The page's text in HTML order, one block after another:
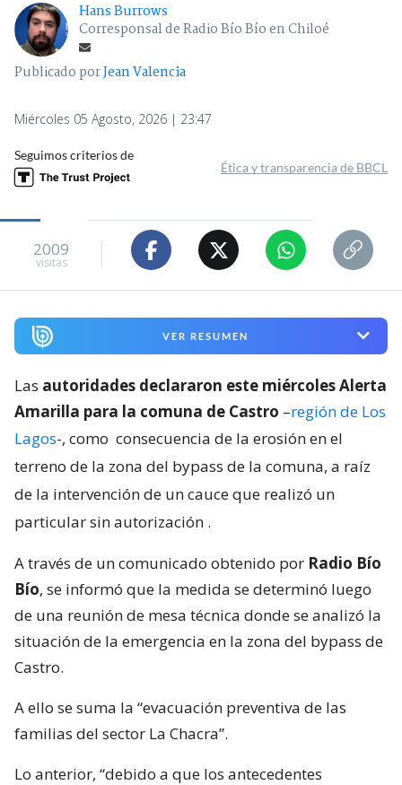
Hans Burrows
Corresponsal de Radio Bío Bío en Chiloé
Publicado porJean Valencia
Miércoles 05 Agosto, 2026 | 23:47
Seguimos criterios de
Ética y transparencia de BBCL
2009
visitas
VER RESUMEN
Las autoridades declararon este miércoles Alerta
Amarilla para la comuna de Castro –región de Los
Lagos-, como consecuencia de la erosión en el
terreno de la zona del bypass de la comuna, a raíz
de la intervención de un cauce que realizó un
particular sin autorización .
A través de un comunicado obtenido por Radio Bío
Bío, se informó que la medida se determinó luego
de una reunión de mesa técnica donde se analizó la
situación de la emergencia en la zona del bypass de
Castro.
A ello se suma la “evacuación preventiva de las
familias del sector La Chacra”.
Lo anterior, “debido a que los antecedentes